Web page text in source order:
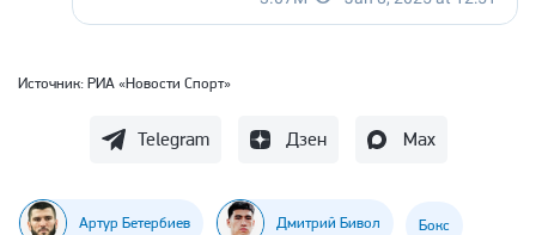
Источник: РИА «Новости Спорт»
Telegram Дзен Max
Артур Бетербиев Дмитрий Бивол Бокс